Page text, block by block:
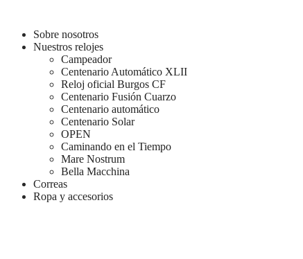
Sobre nosotros
Nuestros relojes
Campeador
Centenario Automático XLII
Reloj oficial Burgos CF
Centenario Fusión Cuarzo
Centenario automático
Centenario Solar
OPEN
Caminando en el Tiempo
Mare Nostrum
Bella Macchina
Correas
Ropa y accesorios